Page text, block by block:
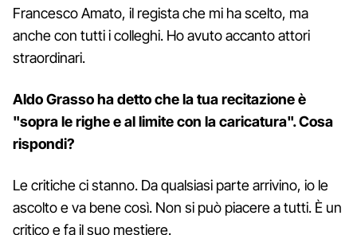
Francesco Amato, il regista che mi ha scelto, ma
anche con tutti i colleghi. Ho avuto accanto attori
straordinari.
Aldo Grasso ha detto che la tua recitazione è
"sopra le righe e al limite con la caricatura". Cosa
rispondi?
Le critiche ci stanno. Da qualsiasi parte arrivino, io le
ascolto e va bene così. Non si può piacere a tutti. È un
critico e fa il suo mestiere.